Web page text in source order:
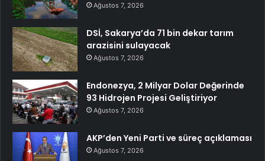
Ağustos 7, 2026
DSİ, Sakarya’da 71 bin dekar tarım
arazisini sulayacak
Ağustos 7, 2026
Endonezya, 2 Milyar Dolar Değerinde
93 Hidrojen Projesi Geliştiriyor
Ağustos 7, 2026
AKP’den Yeni Parti ve süreç açıklaması
Ağustos 7, 2026